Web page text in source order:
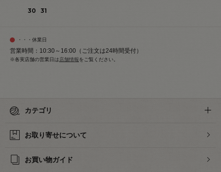
30
31
・・・休業日
営業時間：10:30～16:00（ご注文は24時間受付）
※各実店舗の営業日は 店舗情報をご覧ください。
カテゴリ
お取り寄せについて
お買い物ガイド